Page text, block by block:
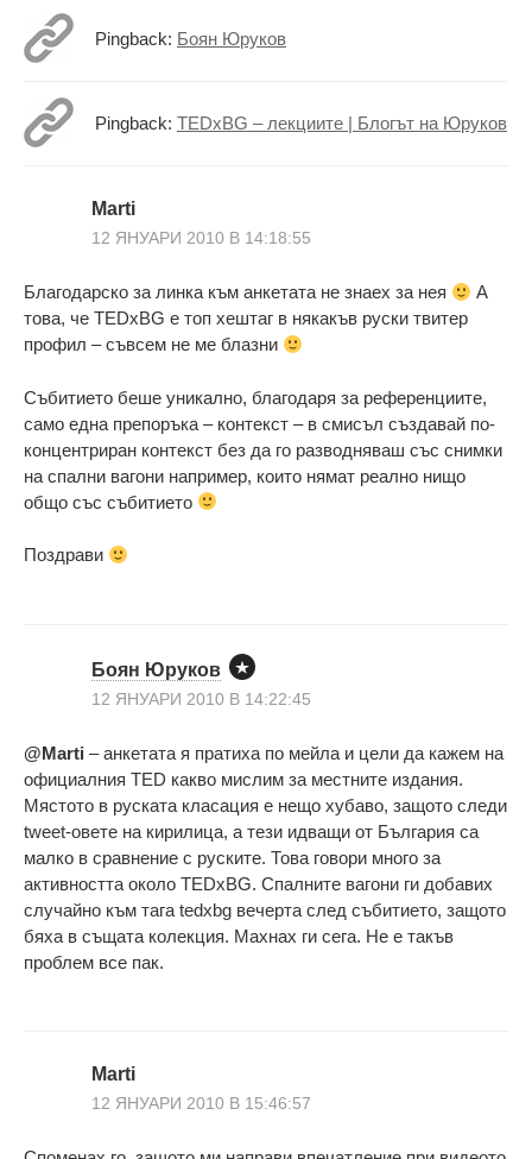
Pingback: Боян Юруков
Pingback: TEDxBG – лекциите | Блогът на Юруков
Marti
12 ЯНУАРИ 2010 В 14:18:55
Благодарско за линка към анкетата не знаех за нея
А
това, че TEDxBG е топ хештаг в някакъв руски твитер
профил – съвсем не ме блазни
Събитието беше уникално, благодаря за референциите,
само една препоръка – контекст – в смисъл създавай по-
концентриран контекст без да го разводняваш със снимки
на спални вагони например, които нямат реално нищо
общо със събитието
Поздрави
Боян Юруков
12 ЯНУАРИ 2010 В 14:22:45
@Marti – анкетата я пратиха по мейла и цели да кажем на
официалния TED какво мислим за местните издания.
Мястото в руската класация е нещо хубаво, защото следи
tweet-овете на кирилица, а тези идващи от България са
малко в сравнение с руските. Това говори много за
активността около TEDxBG. Спалните вагони ги добавих
случайно към тага tedxbg вечерта след събитието, защото
бяха в същата колекция. Махнах ги сега. Не е такъв
проблем все пак.
Marti
12 ЯНУАРИ 2010 В 15:46:57